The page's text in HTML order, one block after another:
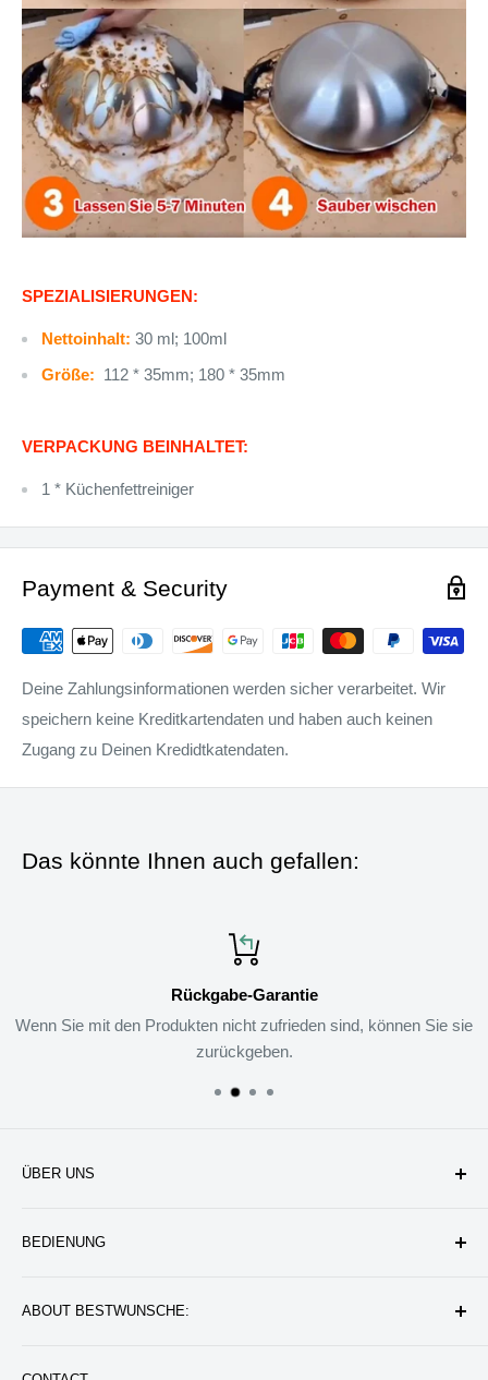
SPEZIALISIERUNGEN:
Nettoinhalt: 30 ml; 100ml
Größe: 112 * 35mm; 180 * 35mm
VERPACKUNG BEINHALTET:
1 * Küchenfettreiniger
Payment & Security
Deine Zahlungsinformationen werden sicher verarbeitet. Wir
speichern keine Kreditkartendaten und haben auch keinen
Zugang zu Deinen Kredidtkatendaten.
Das könnte Ihnen auch gefallen:
Rückgabe-Garantie
Wenn Sie mit den Produkten nicht zufrieden sind, können Sie sie
zurückgeben.
ÜBER UNS
Datenschutzerklärung
Service & Verpflichtung
BEDIENUNG
Versand & Bearbeitung
ABOUT BESTWUNSCHE: